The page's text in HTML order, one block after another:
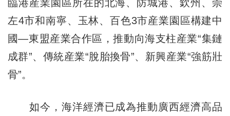
臨港産業園區所在的北海、防城港、欽州、崇
左4市和南寧、玉林、百色3市産業園區構建中
國—東盟産業合作區，推動向海支柱産業“集鏈
成群”、傳統産業“脫胎換骨”、新興産業“強筋壯
骨”。
如今，海洋經濟已成為推動廣西經濟高品